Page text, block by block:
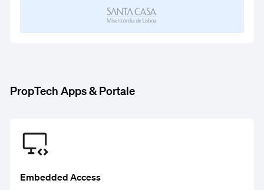
PropTech Apps & Portale
Embedded Access